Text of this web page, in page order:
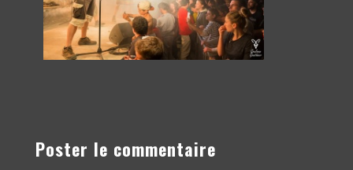
Poster le commentaire